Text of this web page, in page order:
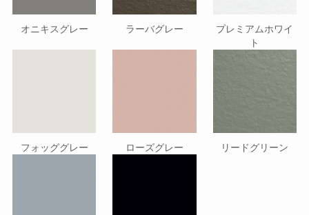
オニキスグレー ラーバグレー
プレミアムホワイ
ト
フォッググレー ローズグレー リードグリーン